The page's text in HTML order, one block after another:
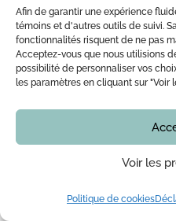
Afin de garantir une expérience
témoins et d'autres outils de suivi.
fonctionnalités risquent de ne pas
Acceptez-vous que nous utilisions
possibilité de personnaliser vos
les paramètres en cliquant sur "Voir
Voir les
Politique de cookies
le
caractère
rattachés
Le
Le rôle
parties